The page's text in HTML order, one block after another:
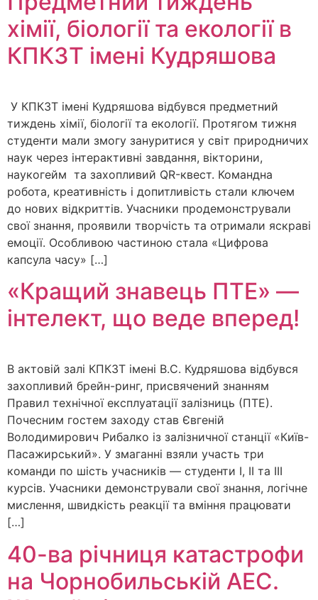
хімії, біології та екології в
КПКЗТ імені Кудряшова
У КПКЗТ імені Кудряшова відбувся предметний
тиждень хімії, біології та екології. Протягом тижня
студенти мали змогу зануритися у світ природничих
наук через інтерактивні завдання, вікторини,
наукогейм та захопливий QR-квест. Командна
робота, креативність і допитливість стали ключем
до нових відкриттів. Учасники продемонстрували
свої знання, проявили творчість та отримали яскраві
емоції. Особливою частиною стала «Цифрова
капсула часу» […]
«Кращий знавець ПТЕ» —
інтелект, що веде вперед!
В актовій залі КПКЗТ імені В.С. Кудряшова відбувся
захопливий брейн-ринг, присвячений знанням
Правил технічної експлуатації залізниць (ПТЕ).
Почесним гостем заходу став Євгеній
Володимирович Рибалко із залізничної станції «Київ-
Пасажирський». У змаганні взяли участь три
команди по шість учасників — студенти І, ІІ та ІІІ
курсів. Учасники демонстрували свої знання, логічне
мислення, швидкість реакції та вміння працювати
[…]
40-ва річниця катастрофи
на Чорнобильській АЕС.